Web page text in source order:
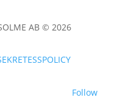
AB © 2026
Follow